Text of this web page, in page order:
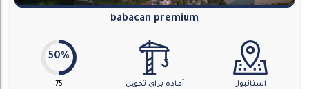
babacan premium
استانبول
آماده برای تحویل
50%
75